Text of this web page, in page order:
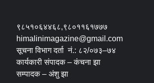
९८५१०६४४६८,९८०११६१७७७
himalinimagazine@gmail.com
सूचना विभाग दर्ता नं.: ८२/०७३–७४
कार्यकारी संपादक – कंचना झा
सम्पादक – अंशु झा